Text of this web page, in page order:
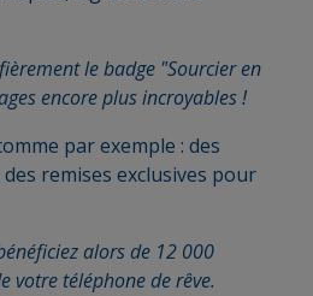
le badge "Sourcier en
encore plus incroyables !
par exemple : des
remises exclusives pour
alors de 12 000
votre téléphone de rêve.